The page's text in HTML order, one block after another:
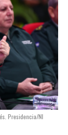
Presidencia/NI